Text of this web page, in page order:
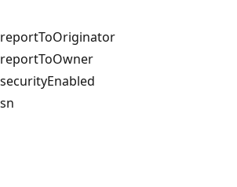
reportToOriginator
reportToOwner
securityEnabled
sn